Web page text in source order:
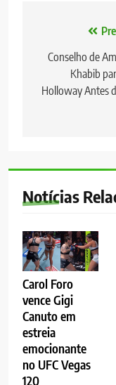
Navegação
de
Post
Conselho de
Khabib
Holloway Antes
Notícias
Carol Foro
vence Gigi
Canuto em
estreia
emocionante
no UFC Vegas
120